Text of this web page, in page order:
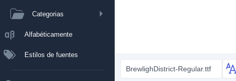
Categorias
Alfabéticamente
Estilos de fuentes
BrewlighDistrict-Regular.ttf